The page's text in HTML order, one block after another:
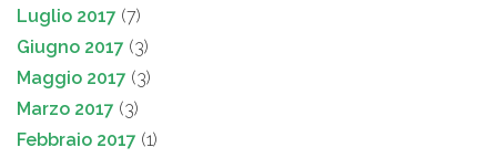
Luglio 2017 (7)
Giugno 2017 (3)
Maggio 2017 (3)
Marzo 2017 (3)
Febbraio 2017 (1)